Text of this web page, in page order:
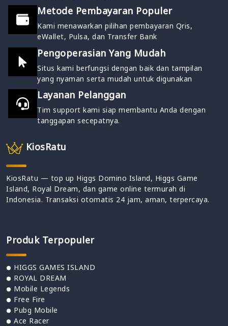
Metode Pembayaran Populer
Kami menawarkan pilihan pembayaran Qris,
eWallet, Pulsa, dan Transfer Bank
Pengoperasian Yang Mudah
Situs kami berfungsi dengan baik dan tampilan
yang nyaman serta mudah untuk digunakan
Layanan Pelanggan
Tim support kami siap membantu Anda dengan
tanggapan secepatnya.
KiosRatu
KiosRatu — top up Higgs Domino Island, Higgs Game
Island, Royal Dream, dan game online termurah di
Indonesia. Transaksi otomatis 24 jam, aman, terpercaya.
Produk Terpopuler
HIGGS GAMES ISLAND
ROYAL DREAM
Mobile Legends
Free Fire
Pubg Mobile
Ace Racer